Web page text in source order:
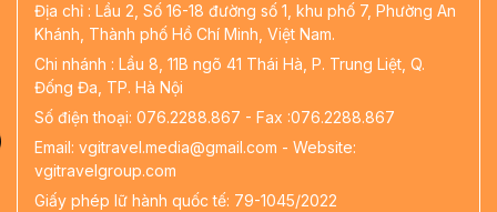
Địa chỉ : Lầu 2, Số 16-18 đường số 1, khu phố 7, Phường An
Khánh, Thành phố Hồ Chí Minh, Việt Nam.
Chi nhánh : Lầu 8, 11B ngõ 41 Thái Hà, P. Trung Liệt, Q.
Đống Đa, TP. Hà Nội
Số điện thoại: 076.2288.867 - Fax :076.2288.867
Email: vgitravel.media@gmail.com - Website:
vgitravelgroup.com
Giấy phép lữ hành quốc tế: 79-1045/2022